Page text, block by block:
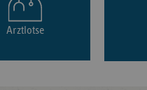
Arztlotse